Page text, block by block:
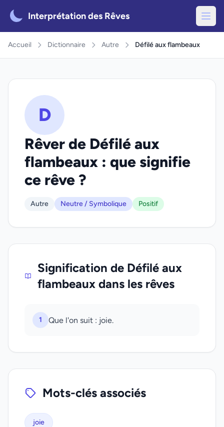
Interprétation des Rêves
Accueil Dictionnaire Autre Défilé aux flambeaux
D
Rêver de Défilé aux
flambeaux : que signifie
ce rêve ?
Autre Neutre / Symbolique Positif
Signification de Défilé aux
flambeaux dans les rêves
1 Que l'on suit : joie.
Mots-clés associés
joie